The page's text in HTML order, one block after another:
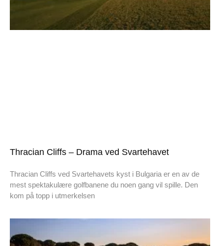
Thracian Cliffs – Drama ved Svartehavet
Thracian Cliffs ved Svartehavets kyst i Bulgaria er en av de
mest spektakulære golfbanene du noen gang vil spille. Den
kom på topp i utmerkelsen